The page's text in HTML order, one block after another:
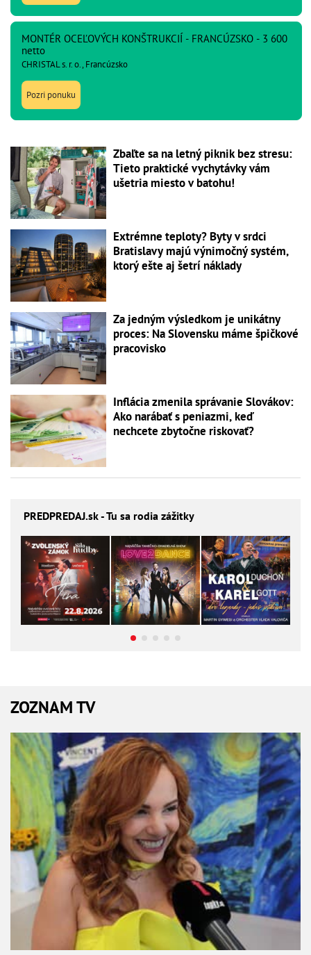
MONTÉR OCEĽOVÝCH KONŠTRUKCIÍ - FRANCÚZSKO - 3 600
netto
CHRISTAL s. r. o., Francúzsko
Pozri ponuku
Zbaľte sa na letný piknik bez stresu:
Tieto praktické vychytávky vám
ušetria miesto v batohu!
Extrémne teploty? Byty v srdci
Bratislavy majú výnimočný systém,
ktorý ešte aj šetrí náklady
Za jedným výsledkom je unikátny
proces: Na Slovensku máme špičkové
pracovisko
Inflácia zmenila správanie Slovákov:
Ako narábať s peniazmi, keď
nechcete zbytočne riskovať?
PREDPREDAJ.sk - Tu sa rodia zážitky
ZOZNAM TV